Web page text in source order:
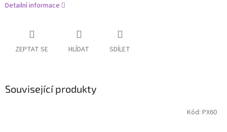
Detailní informace
ZEPTAT SE HLÍDAT SDÍLET
Související produkty
Kód: PX60